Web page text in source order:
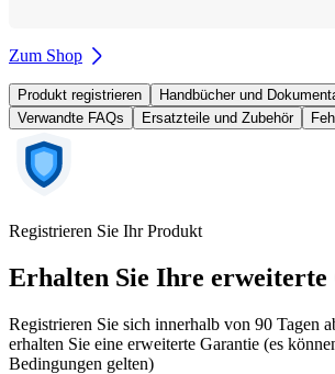
Zum Shop
Produkt registrieren
Handbücher und
Verwandte FAQs
Ersatzteile und Zubehör
Registrieren Sie Ihr Produkt
Erhalten Sie Ihre erweiterte
Registrieren Sie sich innerhalb von 90 Tagen
erhalten Sie eine erweiterte Garantie (es
Bedingungen gelten)